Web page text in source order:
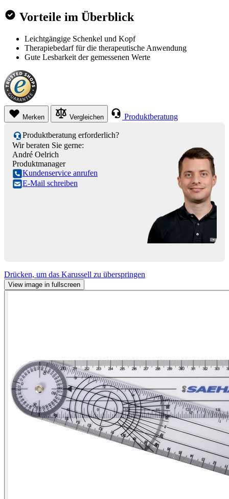
Vorteile im Überblick
Leichtgängige Schenkel und Kopf
Therapiebedarf für die therapeutische Anwendung
Gute Lesbarkeit der gemessenen Werte
Merken Vergleichen Produktberatung
Produktberatung erforderlich?
Wir beraten Sie gerne:
André Oelrich
Produktmanager
Kundenservice anrufen
E-Mail schreiben
Drücken, um das Karussell zu überspringen
View image in fullscreen